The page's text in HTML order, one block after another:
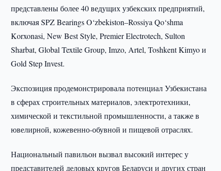
представлены более 40 ведущих узбекских предприятий,
включая SPZ Bearings O‘zbekiston–Rossiya Qo‘shma
Korxonasi, New Best Style, Premier Electrotech, Sulton
Sharbat, Global Textile Group, Imzo, Artel, Toshkent Kimyo и
Gold Step Invest.
Экспозиция продемонстрировала потенциал Узбекистана
в сферах строительных материалов, электротехники,
химической и текстильной промышленности, а также в
ювелирной, кожевенно-обувной и пищевой отраслях.
Национальный павильон вызвал высокий интерес у
представителей деловых кругов Беларуси и других стран